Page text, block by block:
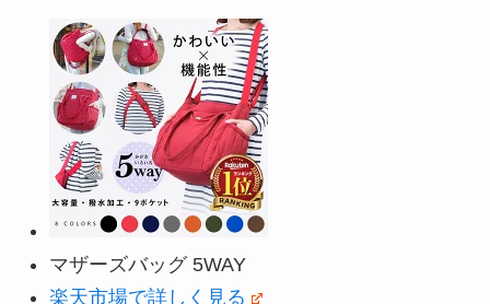
マザーズバッグ 5WAY
楽天市場で詳しく見る